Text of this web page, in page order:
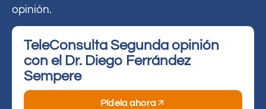
opinión.
TeleConsulta Segunda opinión
con el Dr. Diego Ferrández
Sempere​
Pídela ahora